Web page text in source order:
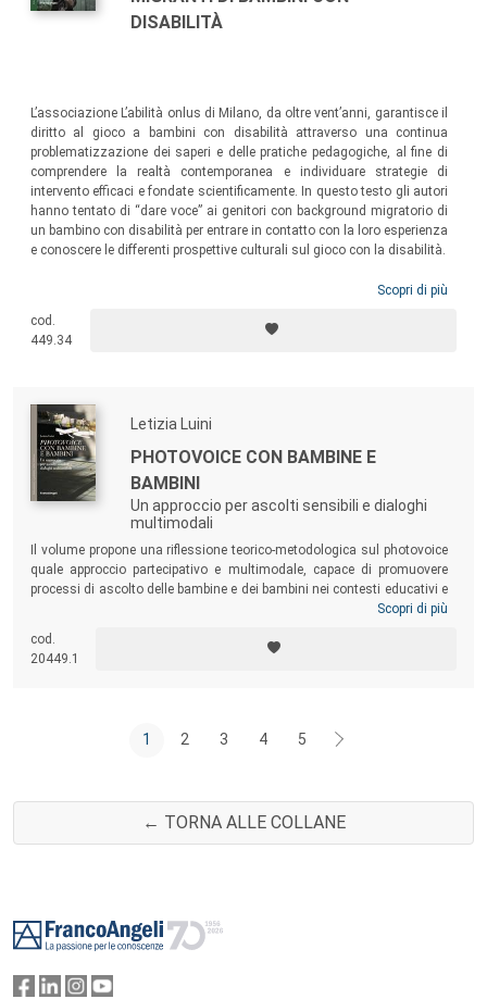
DISABILITÀ
L’associazione L’abilità onlus di Milano, da oltre vent’anni, garantisce il
diritto al gioco a bambini con disabilità attraverso una continua
problematizzazione dei saperi e delle pratiche pedagogiche, al fine di
comprendere la realtà contemporanea e individuare strategie di
intervento efficaci e fondate scientificamente. In questo testo gli autori
hanno tentato di “dare voce” ai genitori con background migratorio di
un bambino con disabilità per entrare in contatto con la loro esperienza
e conoscere le differenti prospettive culturali sul gioco con la disabilità.
Scopri di più
cod.
449.34
Letizia Luini
PHOTOVOICE CON BAMBINE E
BAMBINI
Un approccio per ascolti sensibili e dialoghi
multimodali
Il volume propone una riflessione teorico-metodologica sul photovoice
quale approccio partecipativo e multimodale, capace di promuovere
processi di ascolto delle bambine e dei bambini nei contesti educativi e
scolastici. Il photovoice viene qui esplorato e declinato nella sua
soggettività infantile, favorendo l’espressione attraverso processi di
documentazione e co-costruzione della conoscenza.
Scopri di più
cod.
20449.1
1 2 3 4 5
← TORNA ALLE COLLANE